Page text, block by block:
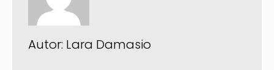
Autor: Lara Damasio